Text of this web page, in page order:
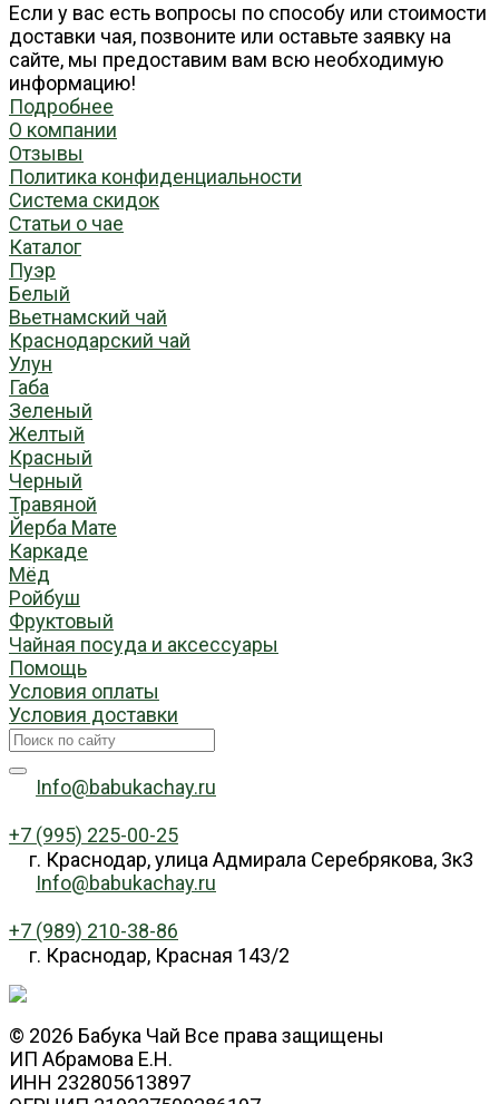
Если у вас есть вопросы по способу или стоимости
доставки чая, позвоните или оставьте заявку на
сайте, мы предоставим вам всю необходимую
информацию!
Подробнее
О компании
Отзывы
Политика конфиденциальности
Система скидок
Статьи о чае
Каталог
Пуэр
Белый
Вьетнамский чай
Краснодарский чай
Улун
Габа
Зеленый
Желтый
Красный
Черный
Травяной
Йерба Мате
Каркаде
Мёд
Ройбуш
Фруктовый
Чайная посуда и аксессуары
Помощь
Условия оплаты
Условия доставки
Info@babukachay.ru
+7 (995) 225-00-25
г. Краснодар, улица Адмирала Серебрякова, 3к3
Info@babukachay.ru
+7 (989) 210-38-86
г. Краснодар, Красная 143/2
© 2026 Бабука Чай Все права защищены
ИП Абрамова Е.Н.
ИНН 232805613897